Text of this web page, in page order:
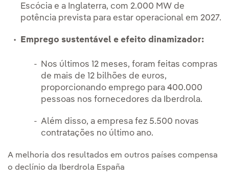
Escócia e a Inglaterra, com 2.000 MW de
potência prevista para estar operacional em 2027.
Emprego sustentável e efeito dinamizador:
Nos últimos 12 meses, foram feitas compras
de mais de 12 bilhões de euros,
proporcionando emprego para 400.000
pessoas nos fornecedores da Iberdrola.
Além disso, a empresa fez 5.500 novas
contratações no último ano.
A melhoria dos resultados em outros países compensa
o declínio da Iberdrola España